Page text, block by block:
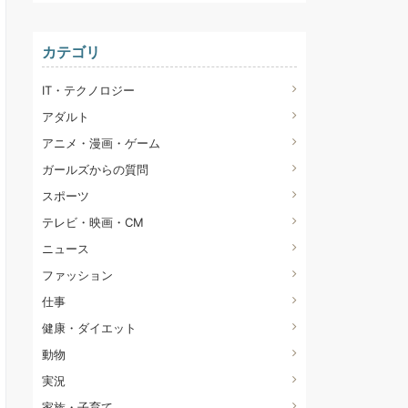
カテゴリ
IT・テクノロジー
アダルト
アニメ・漫画・ゲーム
ガールズからの質問
スポーツ
テレビ・映画・CM
ニュース
ファッション
仕事
健康・ダイエット
動物
実況